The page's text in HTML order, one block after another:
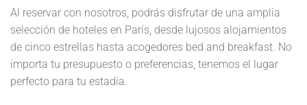
Al reservar con nosotros, podrás disfrutar de una amplia
selección de hoteles en París, desde lujosos alojamientos
de cinco estrellas hasta acogedores bed and breakfast. No
importa tu presupuesto o preferencias, tenemos el lugar
perfecto para tu estadía.